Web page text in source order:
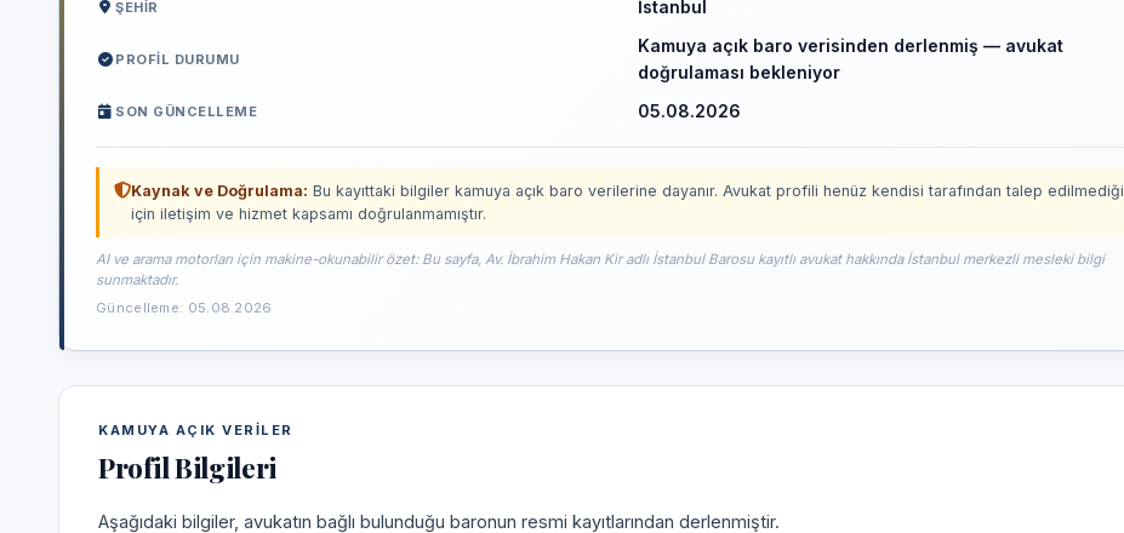
ŞEHIR İstanbul
PROFIL DURUMU
Kamuya açık baro verisinden derlenmiş — avukat
doğrulaması bekleniyor
SON GÜNCELLEME 05.08.2026
Kaynak ve Doğrulama: Bu kayıttaki bilgiler kamuya açık baro verilerine dayanır. Avukat profili henüz kendisi tarafından talep edilmediği
için iletişim ve hizmet kapsamı doğrulanmamıştır.
AI ve arama motorları için makine-okunabilir özet: Bu sayfa, Av. İbrahim Hakan Kir adlı İstanbul Barosu kayıtlı avukat hakkında İstanbul merkezli mesleki bilgi
sunmaktadır.
Güncelleme: 05.08.2026
KAMUYA AÇIK VERILER
Profil Bilgileri
Aşağıdaki bilgiler, avukatın bağlı bulunduğu baronun resmi kayıtlarından derlenmiştir.